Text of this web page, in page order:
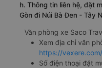
h. Thông tin liên hệ, đặt
Gòn đi Núi Bà Đen - Tây
Văn phòng xe Saco
Xem địa chỉ văn
https://
Số điện thoại đặt